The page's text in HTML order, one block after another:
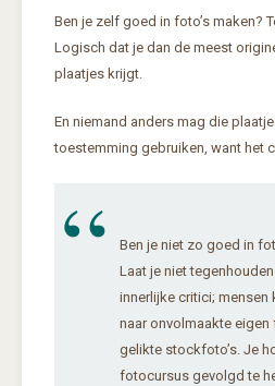
Ben je zelf goed in foto’s maken?
Logisch dat je dan de meest
plaatjes krijgt.
En niemand anders mag die
toestemming gebruiken, want het
Ben je niet zo goed in
Laat je niet
innerlijke critici; mensen
naar onvolmaakte eigen
gelikte stockfoto’s. Je
fotocursus gevolgd te